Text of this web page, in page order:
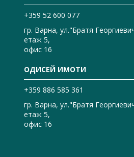
+359 52 600 077
гр. Варна, ул."Братя
етаж 5,
офис 16
ОДИСЕЙ ИМОТИ
+359 886 585 361
гр. Варна, ул."Братя
етаж 5,
офис 16